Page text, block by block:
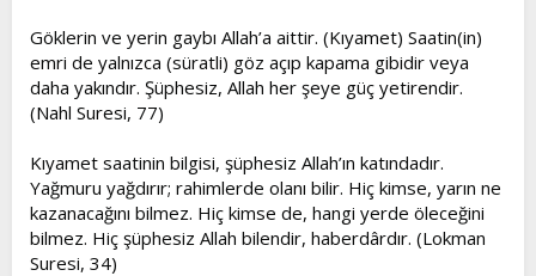
Göklerin ve yerin gaybı Allah’a aittir. (Kıyamet) Saatin(in)
emri de yalnızca (süratli) göz açıp kapama gibidir veya
daha yakındır. Şüphesiz, Allah her şeye güç yetirendir.
(Nahl Suresi, 77)
Kıyamet saatinin bilgisi, şüphesiz Allah’ın katındadır.
Yağmuru yağdırır; rahimlerde olanı bilir. Hiç kimse, yarın ne
kazanacağını bilmez. Hiç kimse de, hangi yerde öleceğini
bilmez. Hiç şüphesiz Allah bilendir, haberdârdır. (Lokman
Suresi, 34)